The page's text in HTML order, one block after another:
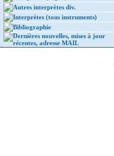
Autres interprètes div.
Interprètes (tous instruments)
Bibliographie
Dernières nouvelles, mises à jour
récentes, adresse MAIL